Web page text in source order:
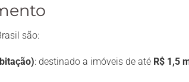
são:
: destinado a imóveis de até R$ 1,5